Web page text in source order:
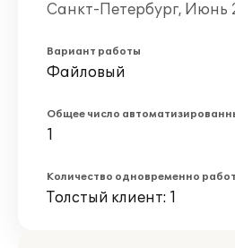
Санкт-Петербург, Июнь
Вариант работы
Файловый
Общее число
1
Количество одновременно
Толстый клиент: 1